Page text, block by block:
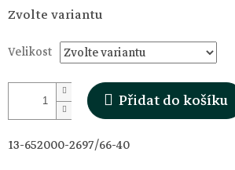
Měrná
cena:
Zvolte variantu
Velikost
Přidat do košíku
13-652000-2697/66-40